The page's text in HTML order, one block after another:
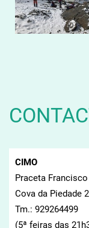
CIMO
Praceta
Cova da Piedade
Tm.: 929264499
(5ª feiras das